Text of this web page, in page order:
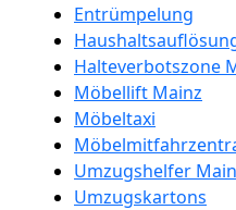
Entrümpelung
Halteverbotszone
Möbellift Mainz
Möbeltaxi
Umzugshelfer
Umzugskartons